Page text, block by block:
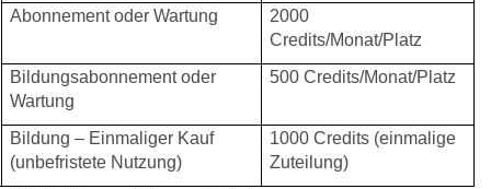
Abonnement oder Wartung
2000
Credits/Monat/Platz
Bildungsabonnement oder
Wartung
500 Credits/Monat/Platz
Bildung – Einmaliger Kauf
(unbefristete Nutzung)
1000 Credits (einmalige
Zuteilung)